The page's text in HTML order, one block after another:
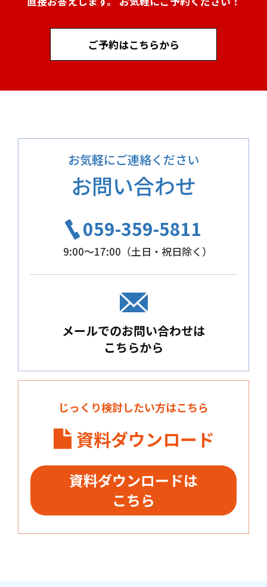
ご予約はこちらから
お気軽にご連絡ください
お問い合わせ
059-359-5811
9:00～17:00（土日・祝日除く）
メールでのお問い合わせは
こちらから
じっくり検討したい方はこちら
資料ダウンロード
資料ダウンロードは
こちら